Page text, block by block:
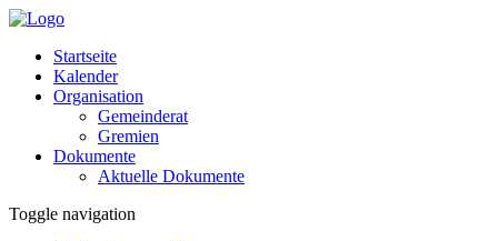
Startseite
Kalender
Organisation
Gemeinderat
Gremien
Dokumente
Aktuelle Dokumente
Toggle navigation